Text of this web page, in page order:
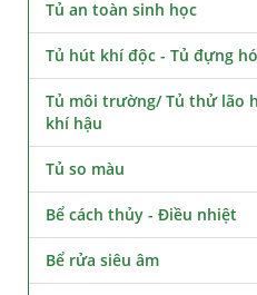
Tủ an toàn sinh học
Tủ hút khí độc - Tủ đựng
Tủ môi trường/ Tủ thử lão
khí hậu
Tủ so màu
Bể cách thủy - Điều nhiệt
Bể rửa siêu âm